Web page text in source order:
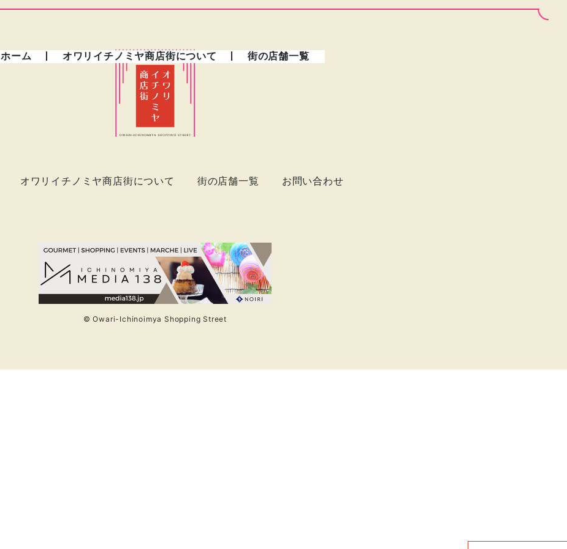
ホーム オワリイチノミヤ商店街について 街の店舗一覧
オワリイチノミヤ商店街について 街の店舗一覧 お問い合わせ
© Owari-Ichinoimya Shopping Street